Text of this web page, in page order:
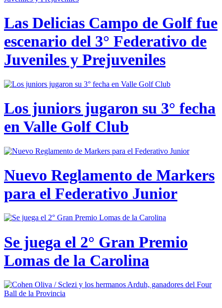
Las Delicias Campo de Golf fue
escenario del 3° Federativo de
Juveniles y Prejuveniles
Los juniors jugaron su 3° fecha
en Valle Golf Club
Nuevo Reglamento de Markers
para el Federativo Junior
Se juega el 2° Gran Premio
Lomas de la Carolina